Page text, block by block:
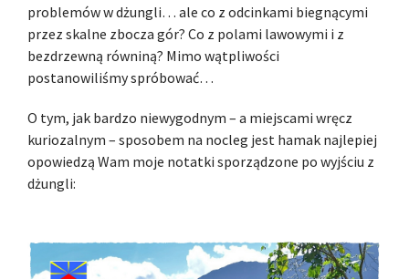
problemów w dżungli… ale co z odcinkami biegnącymi
przez skalne zbocza gór? Co z polami lawowymi i z
bezdrzewną równiną? Mimo wątpliwości
postanowiliśmy spróbować…
O tym, jak bardzo niewygodnym – a miejscami wręcz
kuriozalnym – sposobem na nocleg jest hamak najlepiej
opowiedzą Wam moje notatki sporządzone po wyjściu z
dżungli: